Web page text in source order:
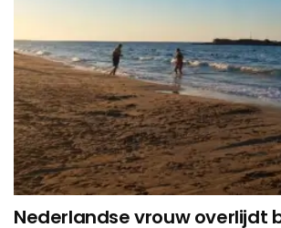
Nederlandse vrouw overlijdt